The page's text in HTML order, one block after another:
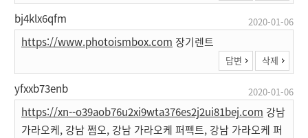
bj4klx6qfm 2020-01-06
https://www.photoismbox.com 장기렌트
답변 삭제
yfxxb73enb 2020-01-06
https://xn--o39aob76u2xi9wta376es2j2ui81bej.com 강남
가라오케, 강남 쩜오, 강남 가라오케 퍼펙트, 강남 가라오케 퍼